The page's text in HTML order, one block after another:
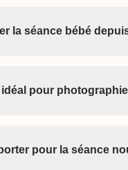
la séance bébé
pour
pour la séance